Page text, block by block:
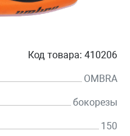
Код товара: 410206
OMBRA
бокорезы
150